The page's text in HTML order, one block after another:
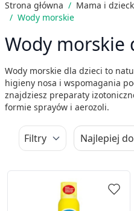
Strona główna / Mama i
/ Wody morskie
Wody morskie
Wody morskie dla dzieci to
higieny nosa i wspomagania
znajdziesz preparaty
formie sprayów i aerozoli.
Filtry